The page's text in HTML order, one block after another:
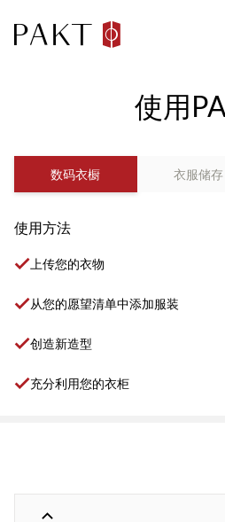
使用
数码衣橱 衣服储存
使用方法
上传您的衣物
从您的愿望清单中添加服装
创造新造型
充分利用您的衣柜